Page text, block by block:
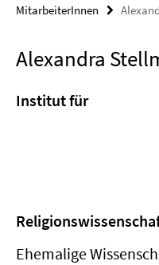
MitarbeiterInnen
Alexandra
Institut für
Ehemalige